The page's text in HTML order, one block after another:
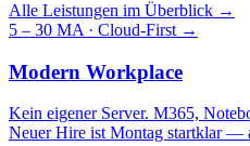
Alle Leistungen im Überblick →
5 – 30 MA · Cloud-First →
Modern Workplace
Kein eigener Server. M365,
Neuer Hire ist Montag startklar —